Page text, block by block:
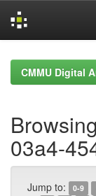
navigationCMMU Digital
03a4-
Jump to: 0-9